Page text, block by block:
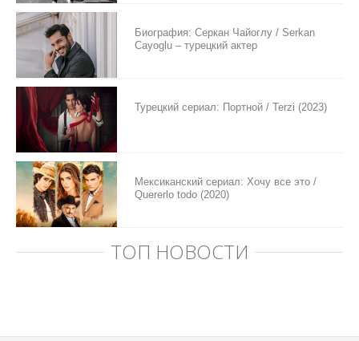
Биография: Серкан Чайоглу / Serkan
Cayoglu – турецкий актер
Турецкий сериал: Портной / Terzi (2023)
Мексиканский сериал: Хочу все это /
Quererlo todo (2020)
ТОП НОВОСТИ